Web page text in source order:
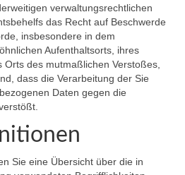
verwaltungsrechtlichen
das Recht auf Beschwerde
insbesondere in dem
Aufenthaltsorts, ihres
des mutmaßlichen Verstoßes,
dass die Verarbeitung der Sie
Daten gegen die
Sie eine Übersicht über die in